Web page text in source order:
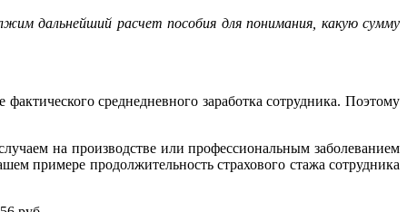
дальнейший расчет пособия для понимания, какую сумму
среднедневного заработка сотрудника. Поэтому
на производстве или профессиональным заболеванием
примере продолжительность страхового стажа сотрудника